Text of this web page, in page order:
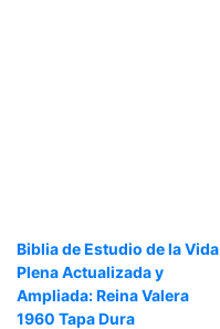
Biblia de Estudio de la Vida
Plena Actualizada y
Ampliada: Reina Valera
1960 Tapa Dura